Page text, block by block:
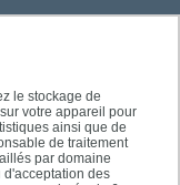
le stockage de
votre appareil pour
ainsi que de
de traitement
par domaine
d'acceptation des